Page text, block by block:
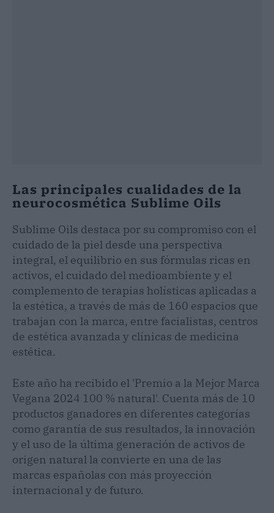
Las principales cualidades de la
neurocosmética Sublime Oils
Sublime Oils destaca por su compromiso con el
cuidado de la piel desde una perspectiva
integral, el equilibrio en sus fórmulas ricas en
activos, el cuidado del medioambiente y el
complemento de terapias holísticas aplicadas a
la estética, a través de más de 160 espacios que
trabajan con la marca, entre facialistas, centros
de estética avanzada y clínicas de medicina
estética.
Este año ha recibido el 'Premio a la Mejor Marca
Vegana 2024 100 % natural'. Cuenta más de 10
productos ganadores en diferentes categorías
como garantía de sus resultados, la innovación
y el uso de la última generación de activos de
origen natural la convierte en una de las
marcas españolas con más proyección
internacional y de futuro.